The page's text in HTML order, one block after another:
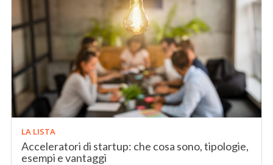
LA LISTA
Acceleratori di startup: che cosa sono, tipologie,
esempi e vantaggi